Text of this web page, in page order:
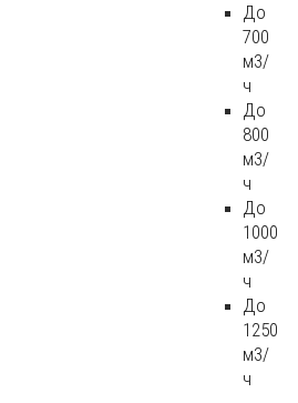
До
700
м3/
ч
До
800
м3/
ч
До
1000
м3/
ч
До
1250
м3/
ч